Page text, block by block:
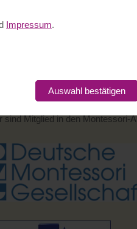
Impressum.
Auswahl bestätigen
Sie uns auch auf
sind Mitglied in den Montessori-